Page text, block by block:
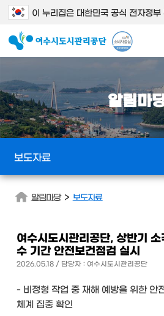
이 누리집은 대한민국 공식 전자정부
알림마
보도자료
알림마당 > 보도자료
여수시도시관리공단, 상반기
수 기간 안전보건점검 실시
2026.05.18 / 담당자 : 여수시도시관리공단
- 비정형 작업 중 재해 예방을 위한 안
체계 집중 확인